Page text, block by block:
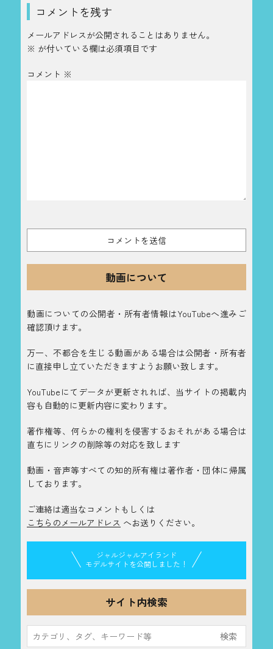
コメントを残す
メールアドレスが公開されることはありません。
※ が付いている欄は必須項目です
コメント ※
動画について
動画についての公開者・所有者情報はYouTubeへ進みご
確認頂けます。
万一、不都合を生じる動画がある場合は公開者・所有者
に直接申し立ていただきますようお願い致します。
YouTubeにてデータが更新されれば、当サイトの掲載内
容も自動的に更新内容に変わります。
著作権等、何らかの権利を侵害するおそれがある場合は
直ちにリンクの削除等の対応を致します
動画・音声等すべての知的所有権は著作者・団体に帰属
しております。
ご連絡は適当なコメントもしくは
こちらのメールアドレス へお送りください。
ジャルジャルアイランド
モデルサイトを公開しました！
サイト内検索
索: